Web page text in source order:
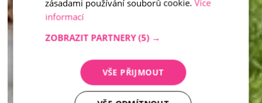
zásadami používání souborů cookie. Více
informací
ZOBRAZIT PARTNERY (5) →
VŠE PŘIJMOUT